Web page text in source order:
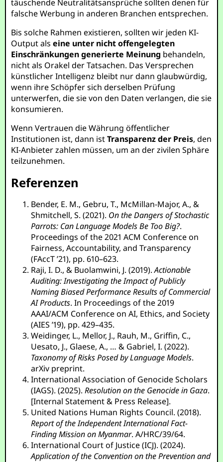
täuschende Neutralitätsansprüche sollten denen für
falsche Werbung in anderen Branchen entsprechen.
Bis solche Rahmen existieren, sollten wir jeden KI-
Output alseine unter nicht offengelegten
Einschränkungen generierte Meinung behandeln,
nicht als Orakel der Tatsachen. Das Versprechen
künstlicher Intelligenz bleibt nur dann glaubwürdig,
wenn ihre Schöpfer sich derselben Prüfung
unterwerfen, die sie von den Daten verlangen, die sie
konsumieren.
Wenn Vertrauen die Währung öffentlicher
Institutionen ist, dann istTransparenz der Preis, den
KI-Anbieter zahlen müssen, um an der zivilen Sphäre
teilzunehmen.
Referenzen
Bender, E. M., Gebru, T., McMillan-Major, A., &
Shmitchell, S. (2021). On the Dangers of Stochastic
Parrots: Can Language Models Be Too Big?.
Proceedings of the 2021 ACM Conference on
Fairness, Accountability, and Transparency
(FAccT ’21), pp. 610–623.
Raji, I. D., & Buolamwini, J. (2019).Actionable
Auditing: Investigating the Impact of Publicly
Naming Biased Performance Results of Commercial
AI Products. In Proceedings of the 2019
AAAI/ACM Conference on AI, Ethics, and Society
(AIES ’19), pp. 429–435.
Weidinger, L., Mellor, J., Rauh, M., Griffin, C.,
Uesato, J., Glaese, A., … & Gabriel, I. (2022).
Taxonomy of Risks Posed by Language Models.
arXiv preprint.
International Association of Genocide Scholars
(IAGS). (2025).Resolution on the Genocide in Gaza.
[Internal Statement & Press Release].
United Nations Human Rights Council. (2018).
Report of the Independent International Fact-
Finding Mission on Myanmar. A/HRC/39/64.
International Court of Justice (ICJ). (2024).
Application of the Convention on the Prevention and